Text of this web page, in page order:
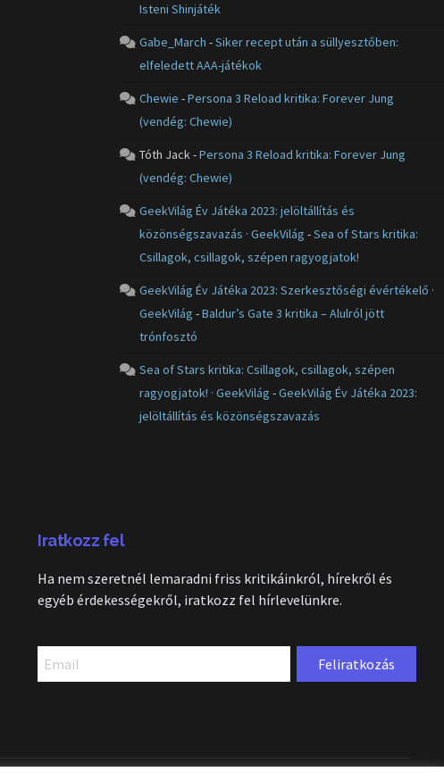
Isteni Shinjáték
Gabe_March -Siker recept után a süllyesztőben:
elfeledett AAA-játékok
Chewie -Persona 3 Reload kritika: Forever Jung
(vendég: Chewie)
Tóth Jack-Persona 3 Reload kritika: Forever Jung
(vendég: Chewie)
GeekVilág Év Játéka 2023: jelöltállítás és
közönségszavazás · GeekVilág -Sea of Stars kritika:
Csillagok, csillagok, szépen ragyogjatok!
GeekVilág Év Játéka 2023: Szerkesztőségi évértékelő ·
GeekVilág -Baldur’s Gate 3 kritika – Alulról jött
trónfosztó
Sea of Stars kritika: Csillagok, csillagok, szépen
ragyogjatok! · GeekVilág -GeekVilág Év Játéka 2023:
jelöltállítás és közönségszavazás
Iratkozz fel
Ha nem szeretnél lemaradni friss kritikáinkról, hírekről és
egyéb érdekességekről, iratkozz fel hírlevelünkre.
Feliratkozás